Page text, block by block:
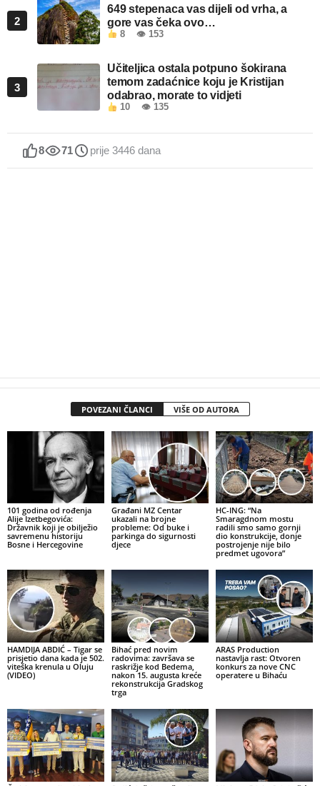
2
649 stepenaca vas dijeli od vrha, a
gore vas čeka ovo…
8 👁 153
3
Učiteljica ostala potpuno šokirana
temom zadaćnice koju je Kristijan
odabrao, morate to vidjeti
10 👁 135
8 71 prije 3446 dana
POVEZANI ČLANCI VIŠE OD AUTORA
101 godina od rođenja
Alije Izetbegovića:
Državnik koji je obilježio
savremenu historiju
Bosne i Hercegovine
Građani MZ Centar
ukazali na brojne
probleme: Od buke i
parkinga do sigurnosti
djece
HC-ING: “Na
Smaragdnom mostu
radili smo samo gornji
dio konstrukcije, donje
postrojenje nije bilo
predmet ugovora”
HAMDIJA ABDIĆ – Tigar se
prisjetio dana kada je 502.
viteška krenula u Oluju
(VIDEO)
Bihać pred novim
radovima: završava se
raskrižje kod Bedema,
nakon 15. augusta kreće
rekonstrukcija Gradskog
trga
ARAS Production
nastavlja rast: Otvoren
konkurs za nove CNC
operatere u Bihaću